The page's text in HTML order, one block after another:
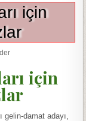
için
için
gelin-damat adayı,